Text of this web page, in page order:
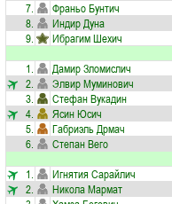
7.
Франьо Бунтич
8.
Индир Дуна
9.
Ибрагим Шехич
1. Дамир Зломислич
2.
Элвир Муминович
3.
Стефан Вукадин
4.
Ясин Юсич
5.
Габриэль Дрмач
6.
Степан Вего
1. Игнятия Сарайлич
2.
Никола Мармат